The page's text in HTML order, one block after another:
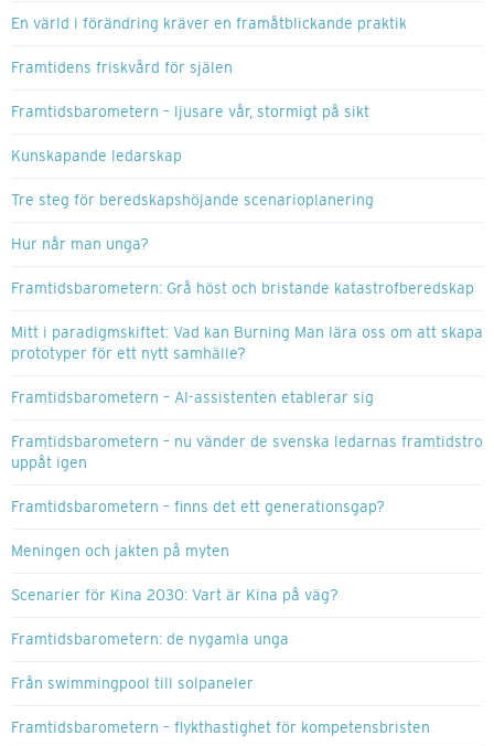
En värld i förändring kräver en framåtblickande praktik
Framtidens friskvård för själen
Framtidsbarometern – ljusare vår, stormigt på sikt
Kunskapande ledarskap
Tre steg för beredskapshöjande scenarioplanering
Hur når man unga?
Framtidsbarometern: Grå höst och bristande katastrofberedskap
Mitt i paradigmskiftet: Vad kan Burning Man lära oss om att skapa
prototyper för ett nytt samhälle?
Framtidsbarometern – AI-assistenten etablerar sig
Framtidsbarometern – nu vänder de svenska ledarnas framtidstro
uppåt igen
Framtidsbarometern – finns det ett generationsgap?
Meningen och jakten på myten
Scenarier för Kina 2030: Vart är Kina på väg?
Framtidsbarometern: de nygamla unga
Från swimmingpool till solpaneler
Framtidsbarometern – flykthastighet för kompetensbristen